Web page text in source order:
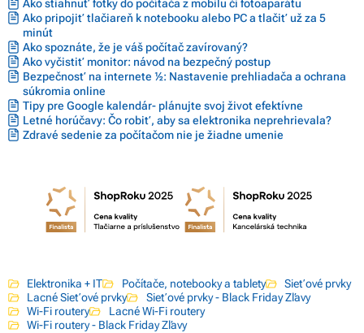
Ako stiahnuť fotky do počítača z mobilu či fotoaparátu
Ako pripojiť tlačiareň k notebooku alebo PC a tlačiť už za 5
minút
Ako spoznáte, že je váš počítač zavírovaný?
Ako vyčistiť monitor: návod na bezpečný postup
Bezpečnosť na internete ½: Nastavenie prehliadača a ochrana
súkromia online
Tipy pre Google kalendár- plánujte svoj život efektívne
Letné horúčavy: Čo robiť, aby sa elektronika neprehrievala?
Zdravé sedenie za počítačom nie je žiadne umenie
Elektronika + IT Počítače, notebooky a tablety
Sieťové prvky
Lacné Sieťové prvky
Sieťové prvky - Black Friday Zľavy
Wi-Fi routery
Lacné Wi-Fi routery
Wi-Fi routery - Black Friday Zľavy